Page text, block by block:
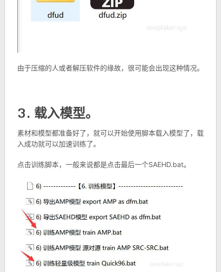
由于压缩的人或者解压软件的缘故，很可能会出现这种情况。
3. 载入模型。
素材和模型都准备好了，就可以开始使用脚本载入模型了，载
入成功就可以加速训练了。
点击训练脚本，一般来说都是点击最后一个SAEHD.bat。